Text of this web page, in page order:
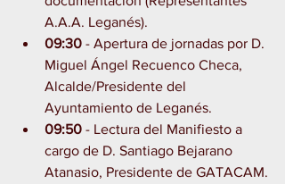
A.A.A. Leganés).
09:30 - Apertura de jornadas por D.
Miguel Ángel Recuenco Checa,
Alcalde/Presidente del
Ayuntamiento de Leganés.
09:50 - Lectura del Manifiesto a
cargo de D. Santiago Bejarano
Atanasio, Presidente de GATACAM.